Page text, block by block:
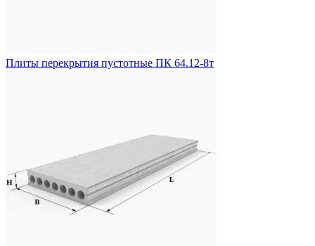
Плиты перекрытия пустотные ПК 64.12-8т